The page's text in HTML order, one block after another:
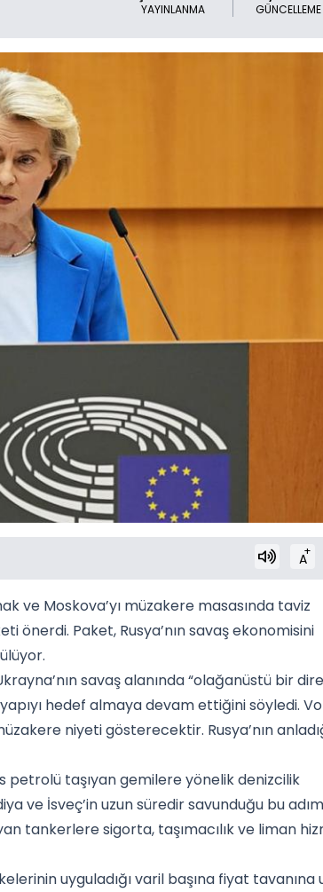
YAYINLANMA
GÜNCELLEME
A+
ve Moskova’yı müzakere masasında taviz
önerdi. Paket, Rusya’nın savaş ekonomisini
savaş alanında “olağanüstü bir
hedef almaya devam ettiğini söyledi.
niyeti gösterecektir. Rusya’nın
petrolü taşıyan gemilere yönelik denizcilik
ve İsveç’in uzun süredir savunduğu bu adım
tankerlere sigorta, taşımacılık ve liman
uyguladığı varil başına fiyat tavanına